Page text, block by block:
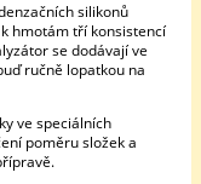
silikonů
hmotám tří konsistencí
se dodávají ve
ručně lopatkou na
ve speciálních
poměru složek a